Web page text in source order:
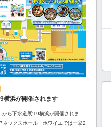
横浜が開催されます
から下水道展'19横浜が開催されま
ネックスホール ホワイエでは一挙2